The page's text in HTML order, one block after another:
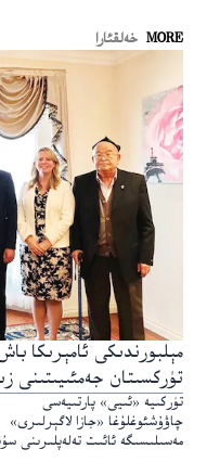
MORE خەلقئارا
مېلبورندىكى ئامېرىكا
تۈركسىتان جەمئىيىتىنى
تۈركىيە «ئىيى» پارتىيەسى
چاۋۇشئوغلۇغا «جازا لاگېرلىرى»
مەسىلىسىگە ئائىت تەلەپلىرىنى